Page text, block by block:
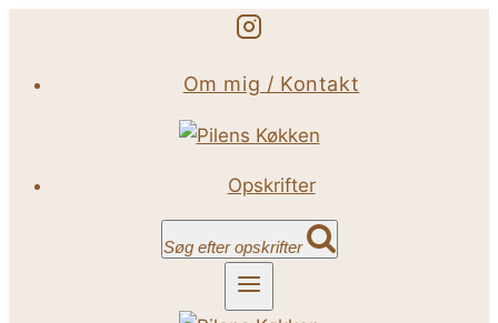
indhold
Om mig / Kontakt
Opskrifter
Søg efter opskrifter